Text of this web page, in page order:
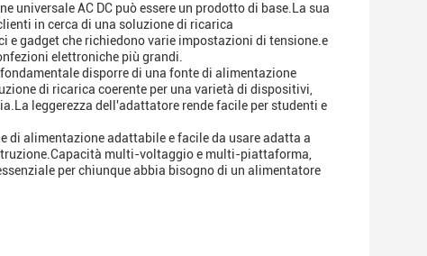
AC DC può essere un prodotto di base.La sua
in cerca di una soluzione di ricarica
gadget che richiedono varie impostazioni di tensione.e
elettroniche più grandi.
disporre di una fonte di alimentazione
di ricarica coerente per una varietà di dispositivi,
leggerezza dell'adattatore rende facile per studenti e
di alimentazione adattabile e facile da usare adatta a
multi-voltaggio e multi-piattaforma,
per chiunque abbia bisogno di un alimentatore